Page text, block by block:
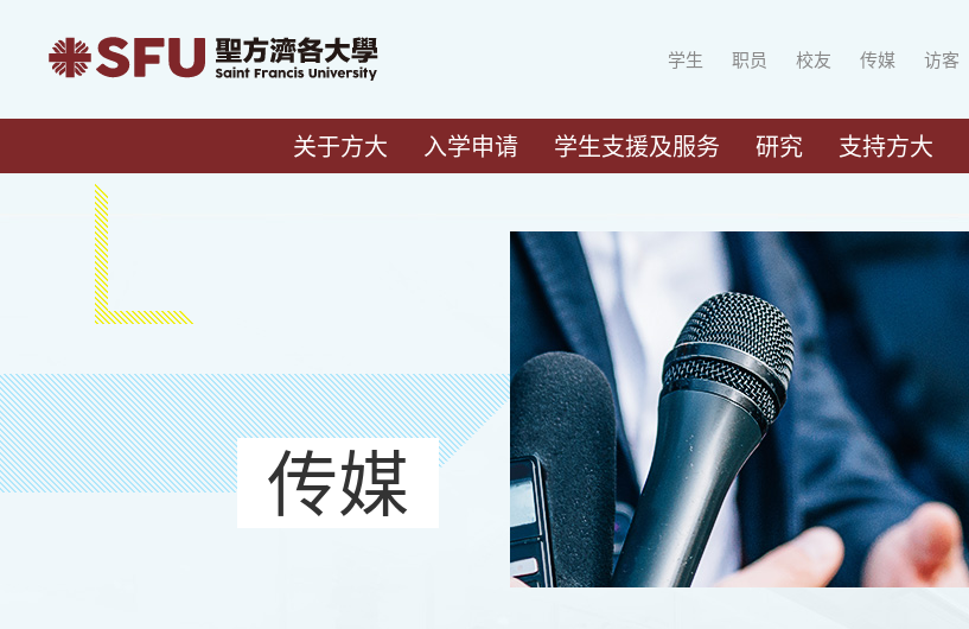
学生 职员 校友 传媒 访客
关于方大 入学申请 学生支援及服务 研究 支持方大
传媒